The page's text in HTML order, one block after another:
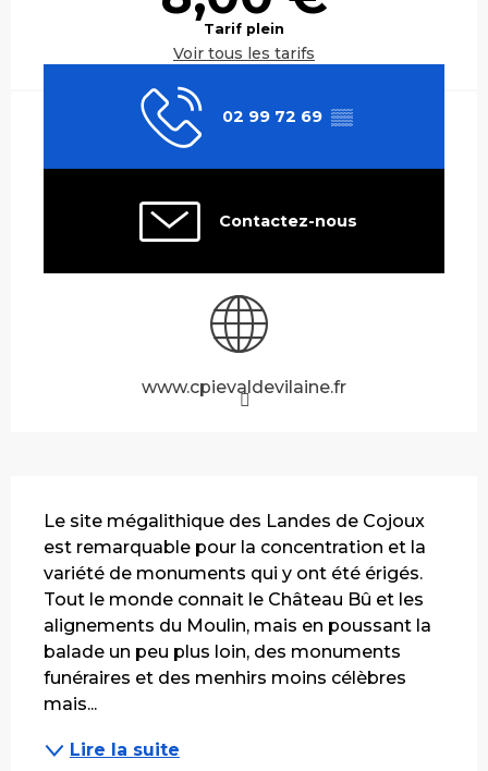
Tarif plein
Voir tous les tarifs
02 99 72 69 ▒▒
Contactez-nous
www.cpievaldevilaine.fr
Le site mégalithique des Landes de Cojoux
est remarquable pour la concentration et la
variété de monuments qui y ont été érigés.
Tout le monde connait le Château Bû et les
alignements du Moulin, mais en poussant la
balade un peu plus loin, des monuments
funéraires et des menhirs moins célèbres
mais...
Lire la suite